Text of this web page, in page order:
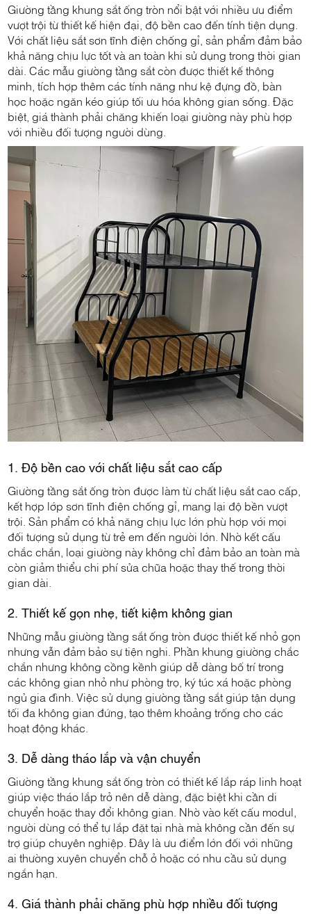
Giường tầng khung sắt ống tròn nổi bật với nhiều ưu điểm
vượt trội từ thiết kế hiện đại, độ bền cao đến tính tiện dụng.
Với chất liệu sắt sơn tĩnh điện chống gỉ, sản phẩm đảm bảo
khả năng chịu lực tốt và an toàn khi sử dụng trong thời gian
dài. Các mẫu giường tầng sắt còn được thiết kế thông
minh, tích hợp thêm các tính năng như kệ đựng đồ, bàn
học hoặc ngăn kéo giúp tối ưu hóa không gian sống. Đặc
biệt, giá thành phải chăng khiến loại giường này phù hợp
với nhiều đối tượng người dùng.
1. Độ bền cao với chất liệu sắt cao cấp
Giường tầng sắt ống tròn được làm từ chất liệu sắt cao cấp,
kết hợp lớp sơn tĩnh điện chống gỉ, mang lại độ bền vượt
trội. Sản phẩm có khả năng chịu lực lớn phù hợp với mọi
đối tượng sử dụng từ trẻ em đến người lớn. Nhờ kết cấu
chắc chắn, loại giường này không chỉ đảm bảo an toàn mà
còn giảm thiểu chi phí sửa chữa hoặc thay thế trong thời
gian dài.
2. Thiết kế gọn nhẹ, tiết kiệm không gian
Những mẫu giường tầng sắt ống tròn được thiết kế nhỏ gọn
nhưng vẫn đảm bảo sự tiện nghi. Phần khung giường chắc
chắn nhưng không cồng kềnh giúp dễ dàng bố trí trong
các không gian nhỏ như phòng trọ, ký túc xá hoặc phòng
ngủ gia đình. Việc sử dụng giường tầng sắt giúp tận dụng
tối đa không gian đứng, tạo thêm khoảng trống cho các
hoạt động khác.
3. Dễ dàng tháo lắp và vận chuyển
Giường tầng khung sắt ống tròn có thiết kế lắp ráp linh hoạt
giúp việc tháo lắp trở nên dễ dàng, đặc biệt khi cần di
chuyển hoặc thay đổi không gian. Nhờ vào kết cấu modul,
người dùng có thể tự lắp đặt tại nhà mà không cần đến sự
trợ giúp chuyên nghiệp. Đây là ưu điểm lớn đối với những
ai thường xuyên chuyển chỗ ở hoặc có nhu cầu sử dụng
ngắn hạn.
4. Giá thành phải chăng phù hợp nhiều đối tượng